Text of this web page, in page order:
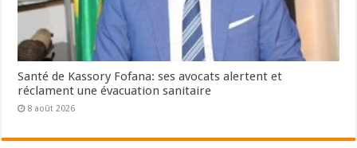
Santé de Kassory Fofana: ses avocats alertent et
réclament une évacuation sanitaire
8 août 2026